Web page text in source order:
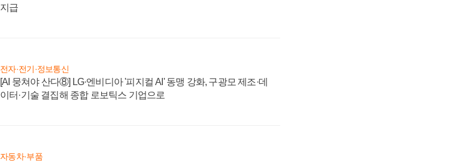
지급
전자·전기·정보통신
[AI 뭉쳐야 산다⑧] LG·엔비디아 '피지컬 AI' 동맹 강화, 구광모 제조·데
이터·기술 결집해 종합 로보틱스 기업으로
자동차·부품